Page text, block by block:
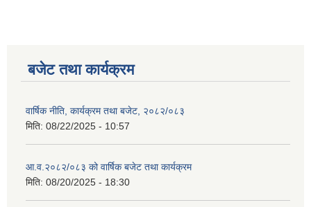
बजेट तथा कार्यक्रम
वार्षिक नीति, कार्यक्रम तथा बजेट, २०८२/०८३
मिति: 08/22/2025 - 10:57
आ.व.२०८२/०८३ को वार्षिक बजेट तथा कार्यक्रम
मिति: 08/20/2025 - 18:30